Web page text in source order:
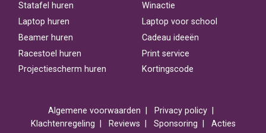
Statafel huren
Laptop huren
Beamer huren
Racestoel huren
Projectiescherm huren
Winactie
Laptop voor school
Cadeau ideeën
Print service
Kortingscode
Algemene voorwaarden
Privacy policy
Klachtenregeling
Reviews Sponsoring Acties